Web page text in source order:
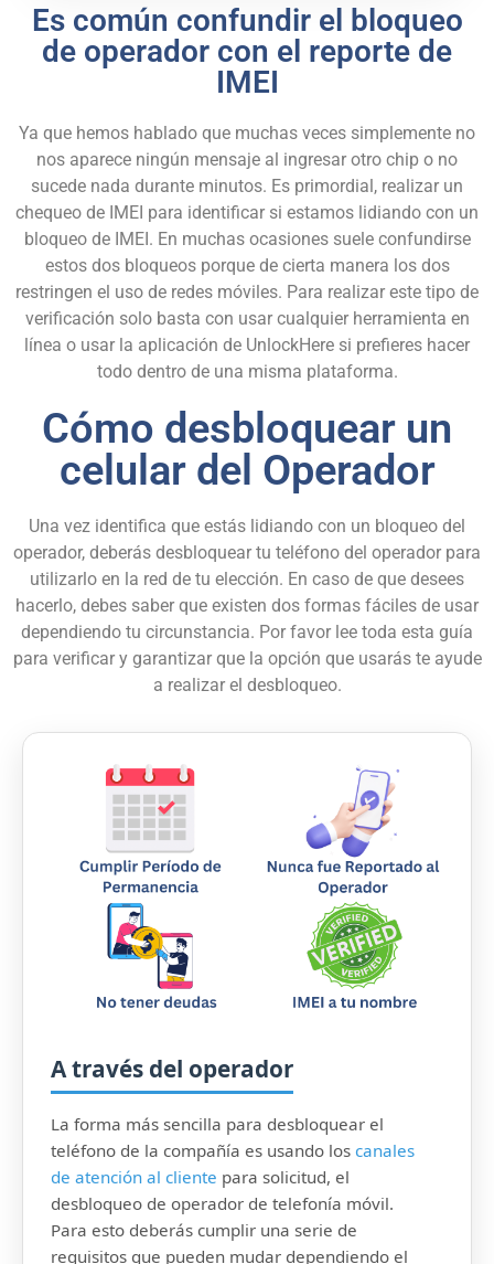
Es común confundir el bloqueo
de operador con el reporte de
IMEI
Ya que hemos hablado que muchas veces simplemente no
nos aparece ningún mensaje al ingresar otro chip o no
sucede nada durante minutos. Es primordial, realizar un
chequeo de IMEI para identificar si estamos lidiando con un
bloqueo de IMEI. En muchas ocasiones suele confundirse
estos dos bloqueos porque de cierta manera los dos
restringen el uso de redes móviles. Para realizar este tipo de
verificación solo basta con usar cualquier herramienta en
línea o usar la aplicación de UnlockHere si prefieres hacer
todo dentro de una misma plataforma.
Cómo desbloquear un
celular del Operador
Una vez identifica que estás lidiando con un bloqueo del
operador, deberás desbloquear tu teléfono del operador para
utilizarlo en la red de tu elección. En caso de que desees
hacerlo, debes saber que existen dos formas fáciles de usar
dependiendo tu circunstancia. Por favor lee toda esta guía
para verificar y garantizar que la opción que usarás te ayude
a realizar el desbloqueo.
A través del operador
La forma más sencilla para desbloquear el
teléfono de la compañía es usando los canales
de atención al cliente para solicitud, el
desbloqueo de operador de telefonía móvil.
Para esto deberás cumplir una serie de
requisitos que pueden mudar dependiendo el